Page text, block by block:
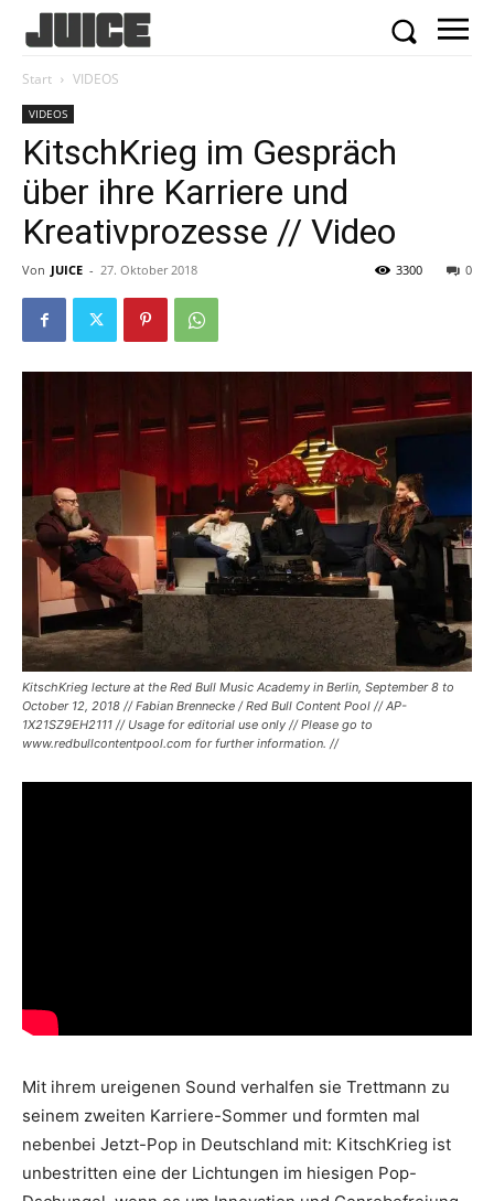
Start VIDEOS
VIDEOS
KitschKrieg im Gespräch
über ihre Karriere und
Kreativprozesse // Video
Von JUICE - 27. Oktober 2018 0
3300
KitschKrieg lecture at the Red Bull Music Academy in Berlin, September 8 to
October 12, 2018 // Fabian Brennecke / Red Bull Content Pool // AP-
1X21SZ9EH2111 // Usage for editorial use only // Please go to
www.redbullcontentpool.com for further information. //
Mit ihrem ureigenen Sound verhalfen sie Trettmann zu
seinem zweiten Karriere-Sommer und formten mal
nebenbei Jetzt-Pop in Deutschland mit: KitschKrieg ist
unbestritten eine der Lichtungen im hiesigen Pop-